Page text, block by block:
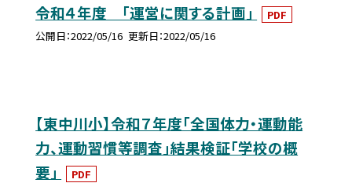
令和４年度 「運営に関する計画」
PDF
公開日 2022/05/16 更新日 2022/05/16
【東中川小】令和７年度「全国体力・運動能
力、運動習慣等調査」結果検証「学校の概
要」
PDF